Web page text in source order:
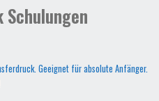
Geeignet für absolute Anfänger.